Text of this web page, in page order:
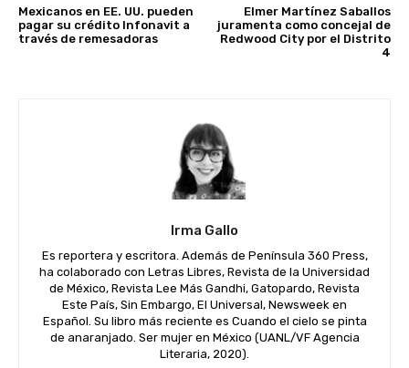
Mexicanos en EE. UU. pueden
pagar su crédito Infonavit a
través de remesadoras
Elmer Martínez Saballos
juramenta como concejal de
Redwood City por el Distrito
4
Irma Gallo
Es reportera y escritora. Además de Península 360 Press,
ha colaborado con Letras Libres, Revista de la Universidad
de México, Revista Lee Más Gandhi, Gatopardo, Revista
Este País, Sin Embargo, El Universal, Newsweek en
Español. Su libro más reciente es Cuando el cielo se pinta
de anaranjado. Ser mujer en México (UANL/VF Agencia
Literaria, 2020).